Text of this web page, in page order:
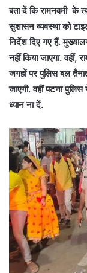
बता दें कि रामनवमी के
सुशासन व्यवस्था को
निर्देश दिए गए हैं.
नहीं किया जाएगा. वहीं,
जगहों पर पुलिस बल
जाएगी. वहीं पटना
ध्यान ना दें.